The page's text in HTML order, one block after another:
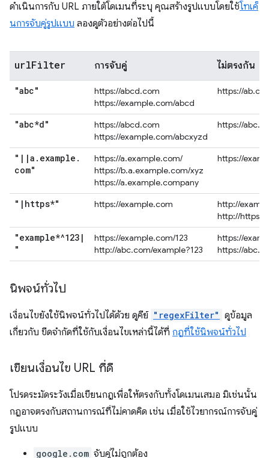
ดำเนินการกับ URL ภายใต้โดเมนที่ระบุ คุณสร้างรูปแบบโดยใช้โทเค็
นการจับคู่รูปแบบ ลองดูตัวอย่างต่อไปนี้
urlFilter การจับคู่ ไม่ตรงกัน
"abc"
https://abcd.com
https://example.com/abcd
https://
"abc*d"
https://abcd.com
https://example.com/abcxyzd
https://
" | |a . example .
com"
https://a.example.com/
https://b.a.example.com/xyz
https://a.example.company
https://
" | https*" https://example.com
http://
http://
"example*^123 |
"
https://example.com/123
http://abc.com/example?123
https://
https://
นิพจน์ทั่วไป
เงื่อนไขยังใช้นิพจน์ทั่วไปได้ด้วย ดูคีย์ "regexFilter" ดูข้อมูล
เกี่ยวกับ ขีดจํากัดที่ใช้กับเงื่อนไขเหล่านี้ได้ที่ กฎที่ใช้นิพจน์ทั่วไป
เขียนเงื่อนไข URL ที่ดี
โปรดระมัดระวังเมื่อเขียนกฎเพื่อให้ตรงกับทั้งโดเมนเสมอ มิเช่นนั้น
กฎอาจตรงกับสถานการณ์ที่ไม่คาดคิด เช่น เมื่อใช้ไวยากรณ์การจับคู่
รูปแบบ
google.com จับคู่ไม่ถูกต้อง